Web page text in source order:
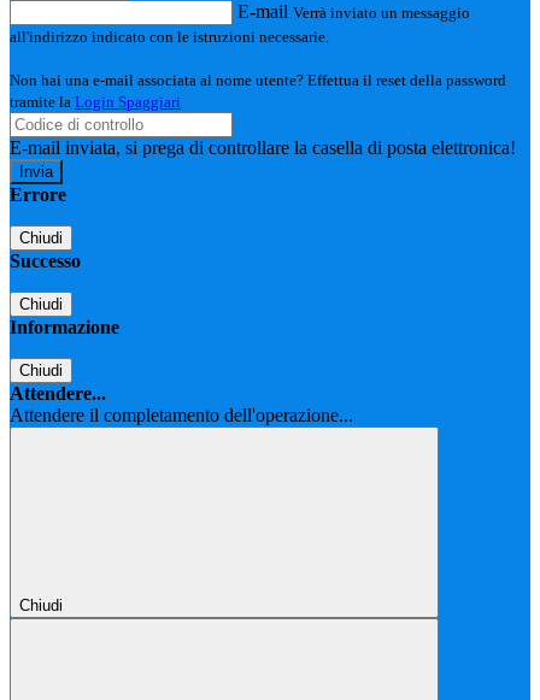
E-mail Verrà inviato un messaggio
all'indirizzo indicato con le istruzioni necessarie.
Non hai una e-mail associata al nome utente? Effettua il reset della password
tramite la Login Spaggiari
E-mail inviata, si prega di controllare la casella di posta elettronica!
Errore
Chiudi
Successo
Chiudi
Informazione
Chiudi
Attendere...
Attendere il completamento dell'operazione...
Chiudi